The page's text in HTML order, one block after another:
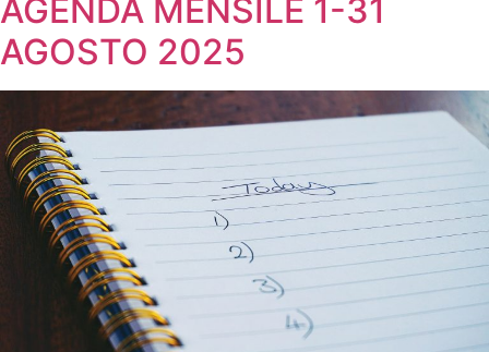
AGENDA MENSILE 1-31
AGOSTO 2025